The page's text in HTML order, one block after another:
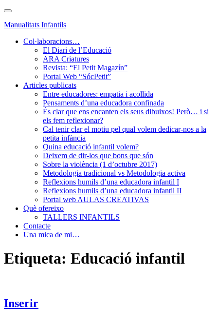
Skip
main
Toggle
navigation
Manualitats Infantils
Col·laboracions…
El Diari de l’Educació
ARA Criatures
Revista: “El Petit Magazín”
Portal Web “SócPetit”
Articles publicats
Entre educadores: empatia i acollida
Pensaments d’una educadora confinada
És clar que ens encanten els seus dibuixos! Però… i si
els fem reflexionar?
Cal tenir clar el motiu pel qual volem dedicar-nos a la
petita infància
Quina educació infantil volem?
Deixem de dir-los que bons que són
Sobre la violència (1 d’octubre 2017)
Metodologia tradicional vs Metodologia activa
Reflexions humils d’una educadora infantil I
Reflexions humils d’una educadora infantil II
Portal web AULAS CREATIVAS
Què ofereixo
TALLERS INFANTILS
Contacte
Una mica de mi…
Etiqueta: Educació infantil
Inserir